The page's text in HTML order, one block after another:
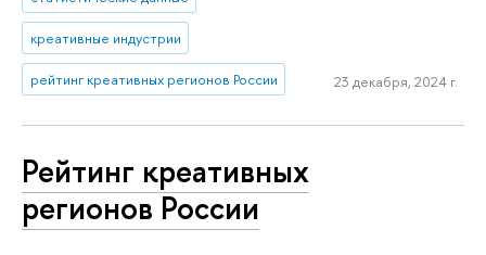
креативные индустрии
рейтинг креативных регионов России 23 декабря, 2024 г.
Рейтинг креативных
регионов России